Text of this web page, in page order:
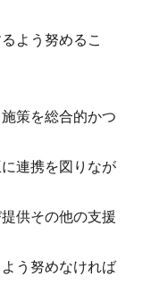
よう努めるこ
策を総合的かつ
連携を図りなが
供その他の支援
う努めなければ